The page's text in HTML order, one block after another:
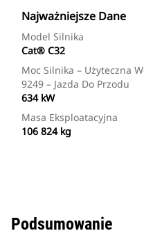
Najważniejsze Dane
Model Silnika
Cat® C32
Moc Silnika – Użyteczna
9249 – Jazda Do Przodu
634 kW
Masa Eksploatacyjna
106 824 kg
Podsumowanie